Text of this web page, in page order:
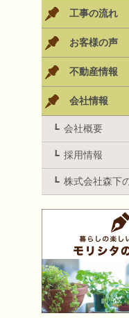
工事の流れ
お客様の声
不動産情報
会社情報
会社概要
採用情報
株式会社森下